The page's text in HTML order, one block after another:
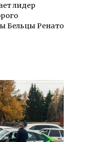
лидер
Бельцы Ренато